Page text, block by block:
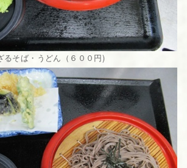
るそば・うどん（６００円)